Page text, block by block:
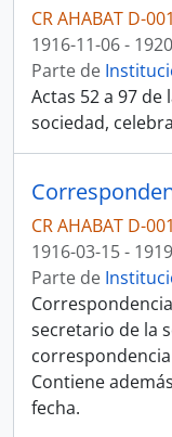
CR AHABAT D-
1916-11-06 -
Parte de
Actas 52 a 97
sociedad,
CR AHABAT D-
1916-03-15 -
Parte de
secretario de la
Contiene
fecha.